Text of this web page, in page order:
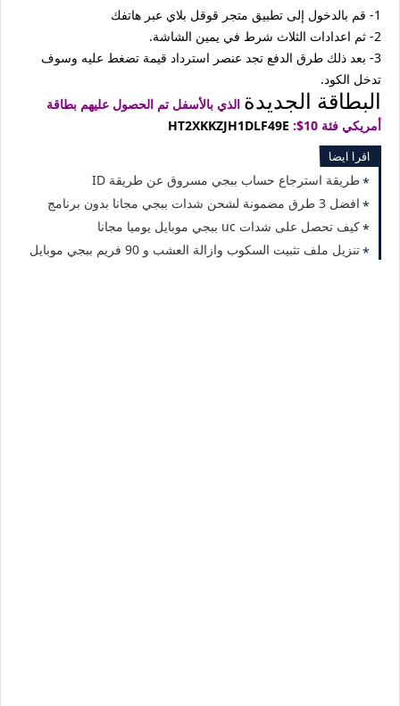
1- قم بالدخول إلى تطبيق متجر قوقل بلاي عبر هاتفك
2- ثم اعدادات الثلاث شرط في يمين الشاشة.
3- بعد ذلك طرق الدفع تجد عنصر استرداد قيمة تضغط عليه وسوف
تدخل الكود.
البطاقة الجديدة الذي بالأسفل تم الحصول عليهم بطاقة
أمريكي فئة 10$:
اقرا ايضا
طريقة استرجاع حساب ببجي مسروق عن طريقة ID
افضل 3 طرق مضمونة لشحن شدات ببجي مجانا بدون برنامج
كيف تحصل على شدات uc ببجي موبايل يوميا مجانا
تنزيل ملف تثبيت السكوب وازالة العشب و 90 فريم ببجي موبايل